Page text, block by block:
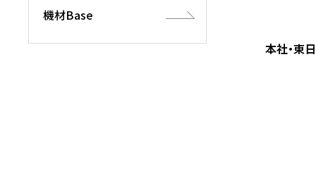
本社・東
機材Base